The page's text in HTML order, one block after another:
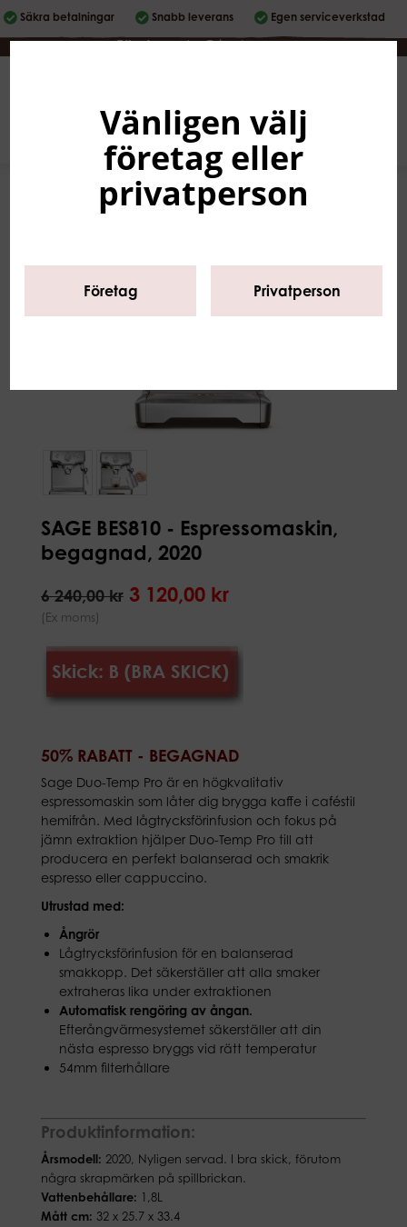
Säkra betalningar Snabb leverans Egen serviceverkstad
Företag | Privatperson
0
SAGE BES810 - Espressomaskin,
begagnad, 2020
6 240,00 kr 3 120,00 kr
(Ex moms)
50% RABATT - BEGAGNAD
Sage Duo-Temp Pro är en högkvalitativ
espressomaskin som låter dig brygga kaffe i caféstil
hemifrån. Med lågtrycksförinfusion och fokus på
jämn extraktion hjälper Duo-Temp Pro till att
producera en perfekt balanserad och smakrik
espresso eller cappuccino.
Utrustad med:
Ångrör
Lågtrycksförinfusion för en balanserad
smakkopp. Det säkerställer att alla smaker
extraheras lika under extraktionen
Automatisk rengöring av ångan.
Efterångvärmesystemet säkerställer att din
nästa espresso bryggs vid rätt temperatur
54mm filterhållare
Produktinformation:
Årsmodell: 2020, Nyligen servad. I bra skick, förutom
några skrapmärken på spillbrickan.
Vattenbehållare: 1,8L
Mått cm: 32 x 25.7 x 33.4
Vänligen välj
företag eller
privatperson
Företag Privatperson